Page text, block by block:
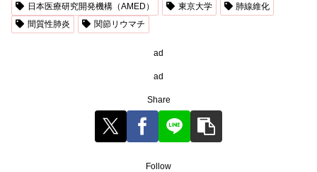
日本医療研究開発機構（AMED）
東京大学
肺線維化
間質性肺炎
関節リウマチ
ad
ad
Share
Follow